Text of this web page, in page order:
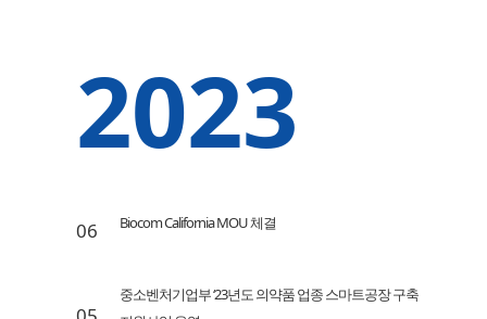
2023
06 Biocom California MOU 체결
중소벤처기업부 ‘23년도 의약품 업종 스마트공장 구축